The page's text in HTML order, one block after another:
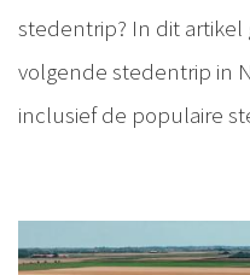
stedentrip? In dit artikel
volgende stedentrip in
inclusief de populaire